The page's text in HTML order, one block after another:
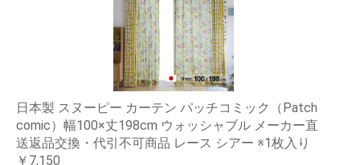
日本製 スヌーピー カーテン パッチコミック（Patch
comic）幅100×丈198cm ウォッシャブル メーカー直
送返品交換・代引不可商品 レース シアー ※1枚入り
￥7,150